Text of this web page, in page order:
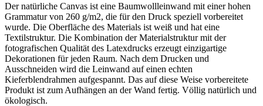
Der natürliche Canvas ist eine Baumwollleinwand mit einer hohen
Grammatur von 260 g/m2, die für den Druck speziell vorbereitet
wurde. Die Oberfläche des Materials ist weiß und hat eine
Textilstruktur. Die Kombination der Materialstruktur mit der
fotografischen Qualität des Latexdrucks erzeugt einzigartige
Dekorationen für jeden Raum. Nach dem Drucken und
Ausschneiden wird die Leinwand auf einen echten
Kieferblendrahmen aufgespannt. Das auf diese Weise vorbereitete
Produkt ist zum Aufhängen an der Wand fertig. Völlig natürlich und
ökologisch.